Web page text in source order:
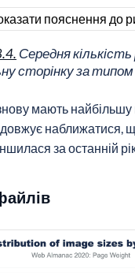
пояснення до
Середня кількість
сторінку за
мають найбільшу
наближатися,
за останній